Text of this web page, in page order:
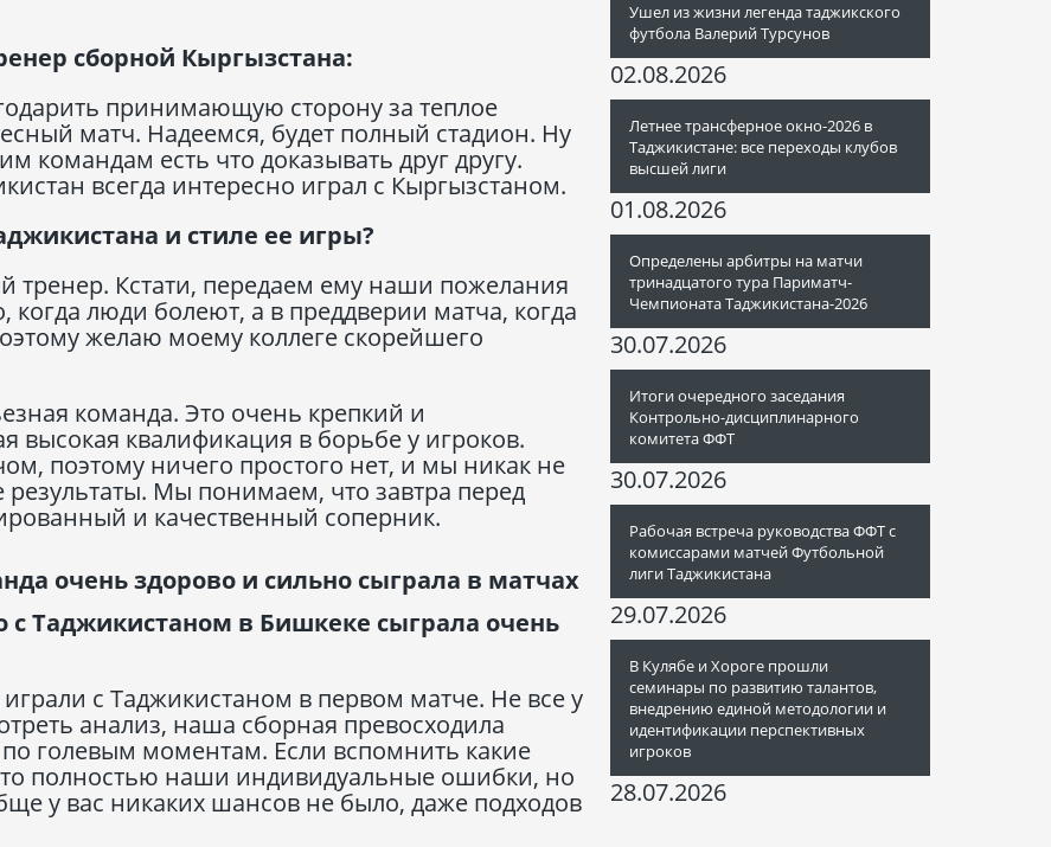
сборной Кыргызстана:
принимающую сторону за теплое
матч. Надеемся, будет полный стадион. Ну
есть что доказывать друг другу.
всегда интересно играл с Кыргызстаном.
и стиле ее игры?
тренер. Кстати, передаем ему наши пожелания
люди болеют, а в преддверии матча, когда
желаю моему коллеге скорейшего
команда. Это очень крепкий и
высокая квалификация в борьбе у игроков.
поэтому ничего простого нет, и мы никак не
Мы понимаем, что завтра перед
и качественный соперник.
очень здорово и сильно сыграла в матчах
Таджикистаном в Бишкеке сыграла очень
с Таджикистаном в первом матче. Не все у
анализ, наша сборная превосходила
голевым моментам. Если вспомнить какие
полностью наши индивидуальные ошибки, но
у вас никаких шансов не было, даже подходов
Ушел из жизни легенда таджикского
футбола Валерий Турсунов
02.08.2026
Летнее трансферное окно-2026 в
Таджикистане: все переходы клубов
высшей лиги
01.08.2026
Определены арбитры на матчи
тринадцатого тура Париматч-
Чемпионата Таджикистана-2026
30.07.2026
Итоги очередного заседания
Контрольно-дисциплинарного
комитета ФФТ
30.07.2026
Рабочая встреча руководства ФФТ с
комиссарами матчей Футбольной
лиги Таджикистана
29.07.2026
В Кулябе и Хороге прошли
семинары по развитию талантов,
внедрению единой методологии и
идентификации перспективных
игроков
28.07.2026